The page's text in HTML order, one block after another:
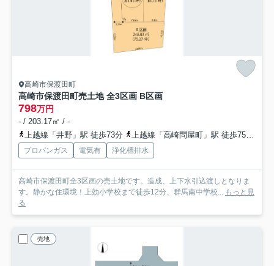
高崎市保渡田町
高崎市保渡田町売土地 全3区画 B区画
798万円
- / 203.17㎡ / -
上越線「井野」駅 徒歩73分
上越線「高崎問屋町」駅 徒歩75分
プロパンガス 電気有 浄化槽排水
高崎市保渡田町全3区画の売土地です。造成、上下水引込渡しとなりま
す。静かな住環境！上効小学校まで徒歩12分、群馬南中学校... もっと見
る
売地